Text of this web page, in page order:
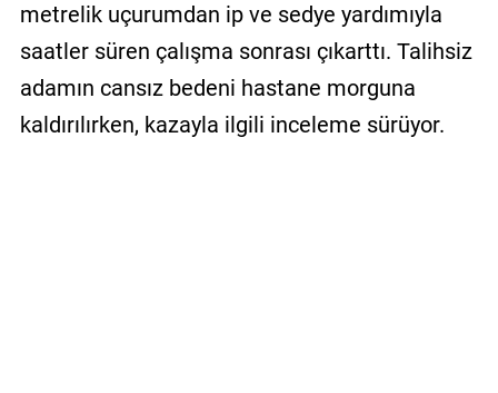
metrelik uçurumdan ip ve sedye yardımıyla
saatler süren çalışma sonrası çıkarttı. Talihsiz
adamın cansız bedeni hastane morguna
kaldırılırken, kazayla ilgili inceleme sürüyor.